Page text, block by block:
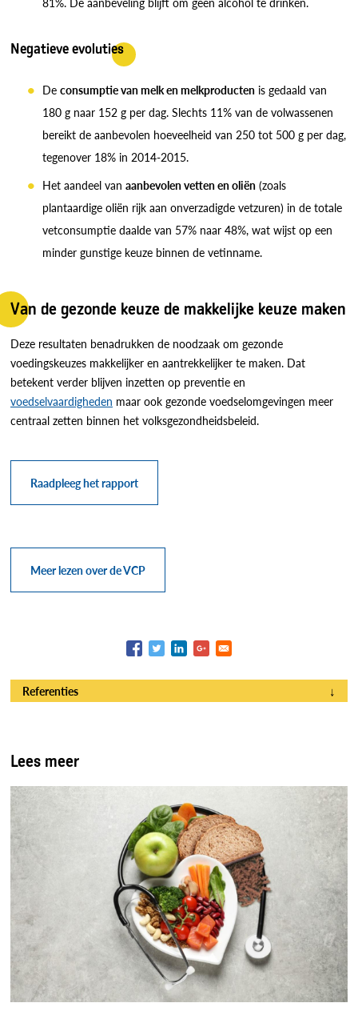
Negatieve evoluties
De consumptie van melk en melkproducten is gedaald van
180 g naar 152 g per dag. Slechts 11% van de volwassenen
bereikt de aanbevolen hoeveelheid van 250 tot 500 g per dag,
tegenover 18% in 2014-2015.
Het aandeel van aanbevolen vetten en oliën (zoals
plantaardige oliën rijk aan onverzadigde vetzuren) in de totale
vetconsumptie daalde van 57% naar 48%, wat wijst op een
minder gunstige keuze binnen de vetinname.
Van de gezonde keuze de makkelijke keuze maken
Deze resultaten benadrukken de noodzaak om gezonde
voedingskeuzes makkelijker en aantrekkelijker te maken. Dat
betekent verder blijven inzetten op preventie en
voedselvaardigheden maar ook gezonde voedselomgevingen meer
centraal zetten binnen het volksgezondheidsbeleid.
Raadpleeg het rapport
Meer lezen over de VCP
↓
Referenties
Lees meer